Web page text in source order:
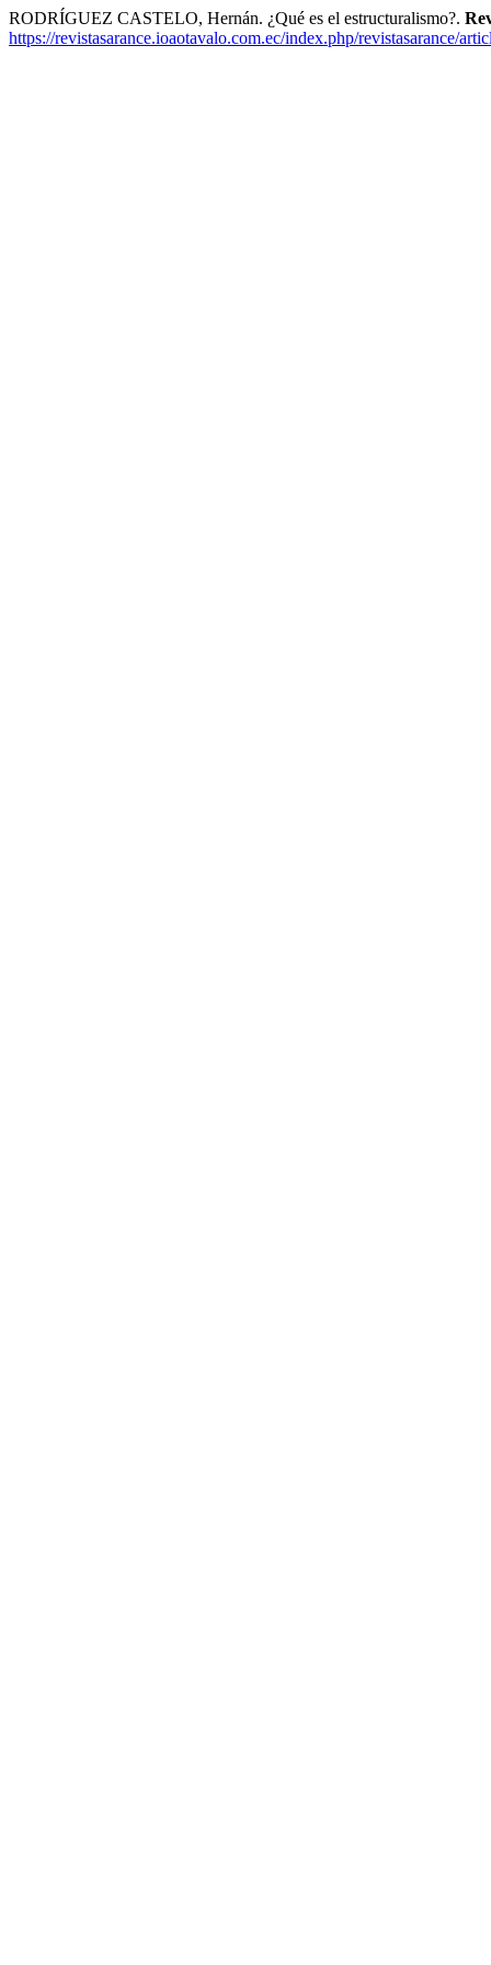
RODRÍGUEZ CASTELO, Hernán. ¿Qué es el estructuralismo?.
https://revistasarance.ioaotavalo.com.ec/index.php/revistasarance/